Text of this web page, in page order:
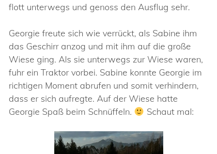
flott unterwegs und genoss den Ausflug sehr.
Georgie freute sich wie verrückt, als Sabine ihm
das Geschirr anzog und mit ihm auf die große
Wiese ging. Als sie unterwegs zur Wiese waren,
fuhr ein Traktor vorbei. Sabine konnte Georgie im
richtigen Moment abrufen und somit verhindern,
dass er sich aufregte. Auf der Wiese hatte
Georgie Spaß beim Schnüffeln.
Schaut mal: